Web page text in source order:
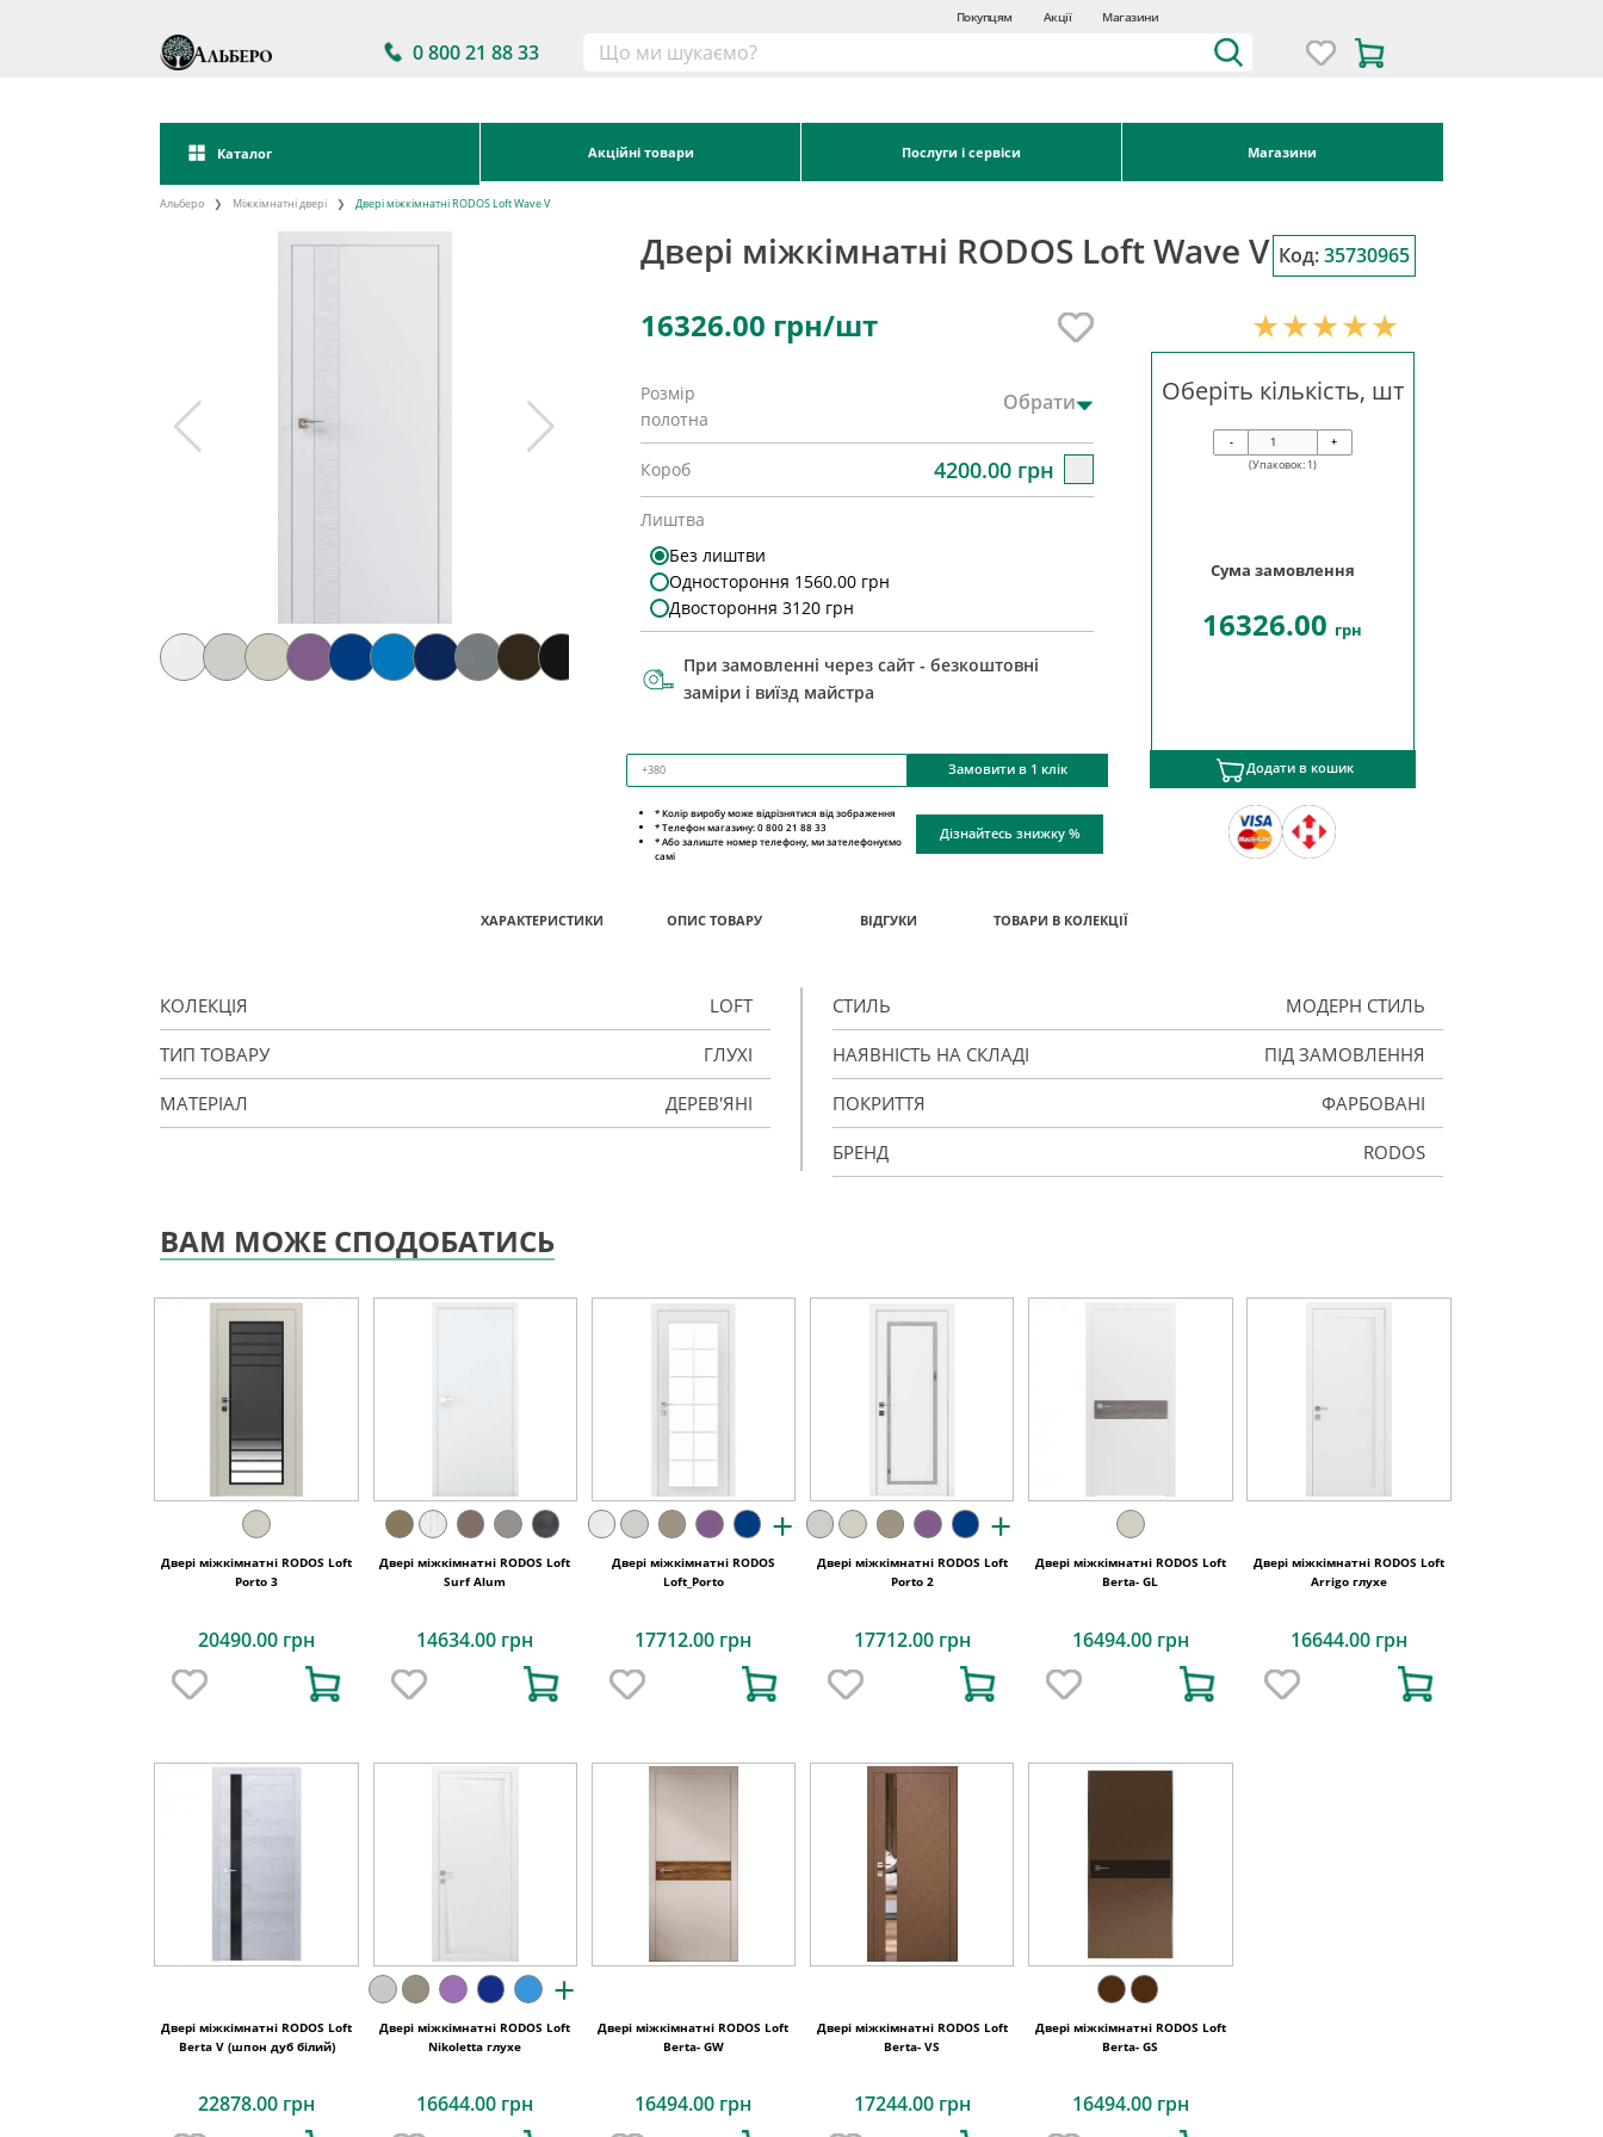
Покупцям Акції Магазини
0 800 21 88 33
Каталог Акційні товари Послуги і сервіси Магазини
Альберо Міжкімнатні двері Двері міжкімнатні RODOS Loft Wave V
Двері міжкімнатні RODOS Loft Wave V Код: 35730965
16326.00 грн/шт
Розмір
полотна
Обрати
Короб 4200.00 грн
Лиштва
Без лиштви
Одностороння 1560.00 грн
Двостороння 3120 грн
При замовленні через сайт - безкоштовні
заміри і виїзд майстра
Замовити в 1 клік
Оберіть кількість, шт
-
+
(Упаковок: 1)
Сума замовлення
16326.00 грн
Додати в кошик
* Колір виробу може відрізнятися від зображення
* Телефон магазину: 0 800 21 88 33
* Або залиште номер телефону, ми зателефонуємо
самі
Дізнайтесь знижку %
ХАРАКТЕРИСТИКИ ОПИС ТОВАРУ ВІДГУКИ ТОВАРИ В КОЛЕКЦІЇ
КОЛЕКЦІЯ LOFT
ТИП ТОВАРУ ГЛУХІ
МАТЕРІАЛ ДЕРЕВ'ЯНІ
СТИЛЬ МОДЕРН СТИЛЬ
НАЯВНІСТЬ НА СКЛАДІ ПІД ЗАМОВЛЕННЯ
ПОКРИТТЯ ФАРБОВАНІ
БРЕНД RODOS
ВАМ МОЖЕ СПОДОБАТИСЬ
Двері міжкімнатні RODOS Loft
Porto 3
20490.00 грн
Двері міжкімнатні RODOS Loft
Surf Alum
14634.00 грн
+
Двері міжкімнатні RODOS
Loft_Porto
17712.00 грн
+
Двері міжкімнатні RODOS Loft
Porto 2
17712.00 грн
Двері міжкімнатні RODOS Loft
Berta- GL
16494.00 грн
Двері міжкімнатні RODOS Loft
Arrigo глухе
16644.00 грн
Двері міжкімнатні RODOS Loft
Berta V (шпон дуб білий)
22878.00 грн
+
Двері міжкімнатні RODOS Loft
Nikoletta глухе
16644.00 грн
Двері міжкімнатні RODOS Loft
Berta- GW
16494.00 грн
Двері міжкімнатні RODOS Loft
Berta- VS
17244.00 грн
Двері міжкімнатні RODOS Loft
Berta- GS
16494.00 грн